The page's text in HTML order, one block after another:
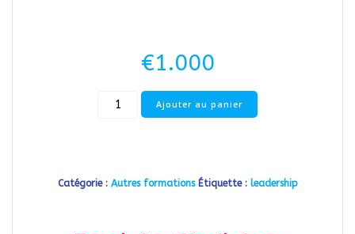
€1.000
quantitéAjouter au panier
Catégorie : Autres formations Étiquette : leadership